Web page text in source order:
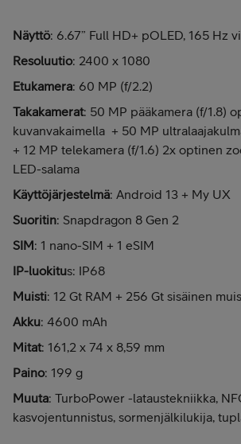
Näyttö: 6.67” Full HD+ pOLED, 165 Hz
Resoluutio: 2400 x 1080
Etukamera: 60 MP (f/2.2)
Takakamerat: 50 MP pääkamera (f/1.8)
kuvanvakaimella + 50 MP
+ 12 MP telekamera (f/1.6) 2x optinen
LED-salama
Käyttöjärjestelmä: Android 13 + My UX
Suoritin: Snapdragon 8 Gen 2
SIM: 1 nano-SIM + 1 eSIM
IP-luokitus: IP68
Muisti: 12 Gt RAM + 256 Gt sisäinen
Akku: 4600 mAh
Mitat: 161,2 x 74 x 8,59 mm
Paino: 199 g
Muuta: TurboPower -lataustekniikka,
kasvojentunnistus, sormenjälkilukija,